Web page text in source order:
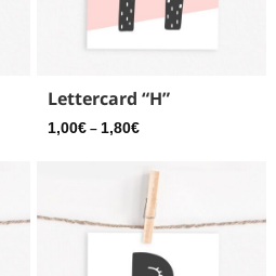
Lettercard “H”
1,00€ – 1,80€